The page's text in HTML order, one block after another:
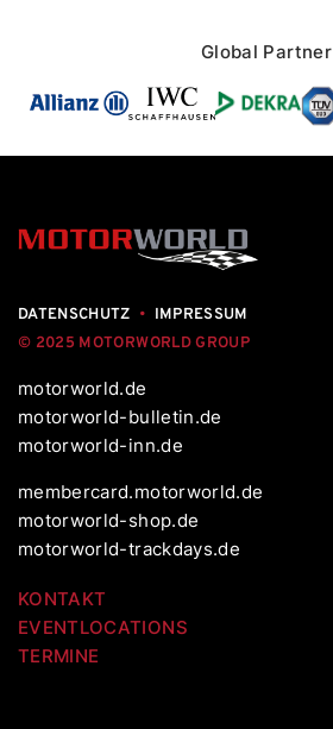
Global Partner
DATENSCHUTZ • IMPRESSUM
© 2025 MOTORWORLD GROUP
motorworld.de
motorworld-bulletin.de
motorworld-inn.de
membercard.motorworld.de
motorworld-shop.de
motorworld-trackdays.de
KONTAKT
EVENTLOCATIONS
TERMINE